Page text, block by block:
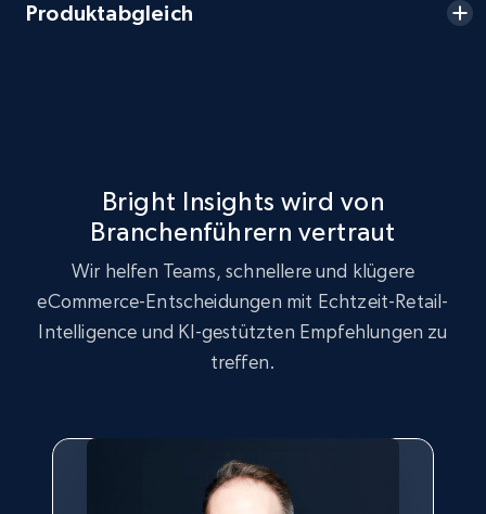
more.
URL, Product id, Title, Seller name, Seller rating,
Seller reviews, Breadcrumbs, Root category, and
more.
359+ Jetzt anfangen
URL, Product id, Title, Seller name, Seller rating,
Seller reviews, Breadcrumbs, Root category, and
Produktabgleich
Bright Insights wird von
Branchenführern vertraut
Wir helfen Teams, schnellere und klügere
eCommerce-Entscheidungen mit Echtzeit-Retail-
Intelligence und KI-gestützten Empfehlungen zu
treffen.